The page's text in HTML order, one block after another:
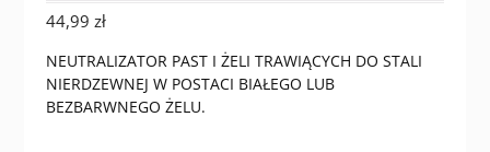
44,99 zł
NEUTRALIZATOR PAST I ŻELI TRAWIĄCYCH DO STALI
NIERDZEWNEJ W POSTACI BIAŁEGO LUB
BEZBARWNEGO ŻELU.